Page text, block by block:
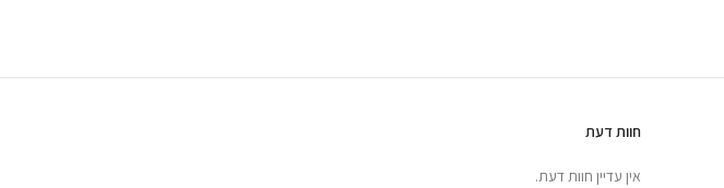
חוות דעת
אין עדיין חוות דעת.